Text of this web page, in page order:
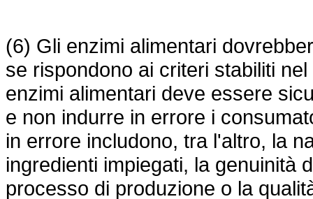
(6) Gli enzimi alimentari
se rispondono ai criteri stabiliti
enzimi alimentari deve essere
e non indurre in errore i
in errore includono, tra l'altro, la
ingredienti impiegati, la genuinità
processo di produzione o la